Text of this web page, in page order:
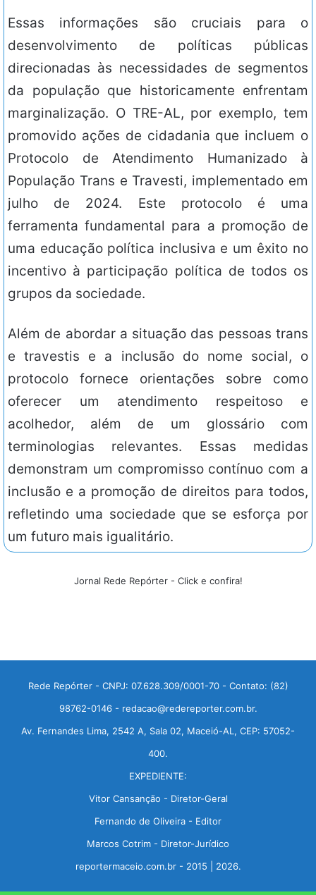
Essas informações são cruciais para o
desenvolvimento de políticas públicas
direcionadas às necessidades de segmentos
da população que historicamente enfrentam
marginalização. O TRE-AL, por exemplo, tem
promovido ações de cidadania que incluem o
Protocolo de Atendimento Humanizado à
População Trans e Travesti, implementado em
julho de 2024. Este protocolo é uma
ferramenta fundamental para a promoção de
uma educação política inclusiva e um êxito no
incentivo à participação política de todos os
grupos da sociedade.
Além de abordar a situação das pessoas trans
e travestis e a inclusão do nome social, o
protocolo fornece orientações sobre como
oferecer um atendimento respeitoso e
acolhedor, além de um glossário com
terminologias relevantes. Essas medidas
demonstram um compromisso contínuo com a
inclusão e a promoção de direitos para todos,
refletindo uma sociedade que se esforça por
um futuro mais igualitário.
Jornal Rede Repórter - Click e confira!
Rede Repórter - CNPJ: 07.628.309/0001-70 - Contato: (82)
98762-0146 - redacao@redereporter.com.br.
Av. Fernandes Lima, 2542 A, Sala 02, Maceió-AL, CEP: 57052-
400.
EXPEDIENTE:
Vitor Cansanção - Diretor-Geral
Fernando de Oliveira - Editor
Marcos Cotrim - Diretor-Jurídico
reportermaceio.com.br - 2015 | 2026.